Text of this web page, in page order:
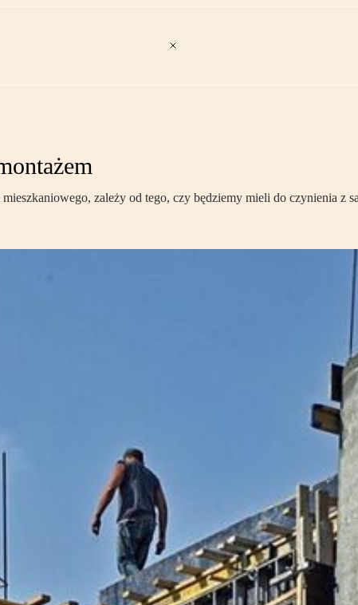
zależy od tego, czy będziemy mieli do czynienia z